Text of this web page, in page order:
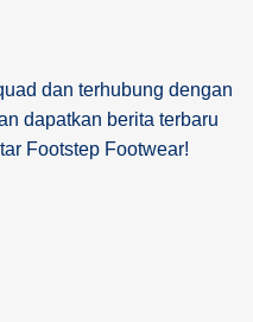
dan terhubung dengan
dapatkan berita terbaru
Footstep Footwear!